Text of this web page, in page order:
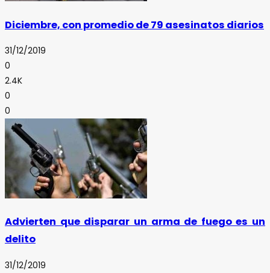
Diciembre, con promedio de 79 asesinatos diarios
31/12/2019
0
2.4K
0
0
Advierten que disparar un arma de fuego es un
delito
31/12/2019